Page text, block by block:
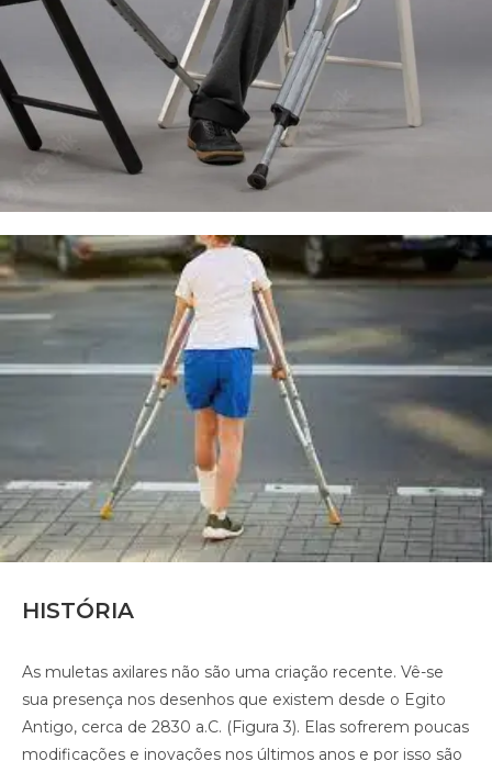
HISTÓRIA
As muletas axilares não são uma criação recente. Vê-se
sua presença nos desenhos que existem desde o Egito
Antigo, cerca de 2830 a.C. (Figura 3). Elas sofrerem poucas
modificações e inovações nos últimos anos e por isso são